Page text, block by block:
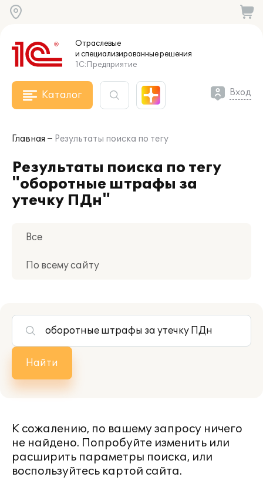
Отраслевые
и специализированныерешения
1С:Предприятие
Каталог Вход
Главная Результаты поиска по тегу
Результаты поиска по тегу
"оборотные штрафы за
утечку ПДн"
Все
По всему сайту
Найти
К сожалению, по вашему запросу ничего
не найдено. Попробуйте изменить или
расширить параметры поиска, или
воспользуйтесь картой сайта.